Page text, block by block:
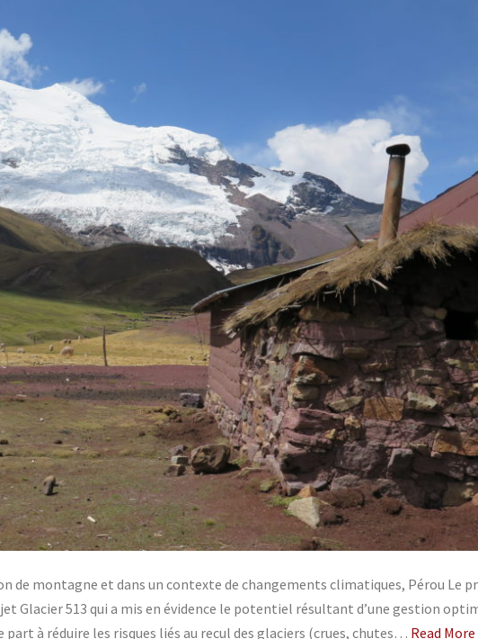
de montagne et dans un contexte de changements climatiques, Pérou Le
Glacier 513 qui a mis en évidence le potentiel résultant d’une gestion
part à réduire les risques liés au recul des glaciers (crues, chutes… Read More